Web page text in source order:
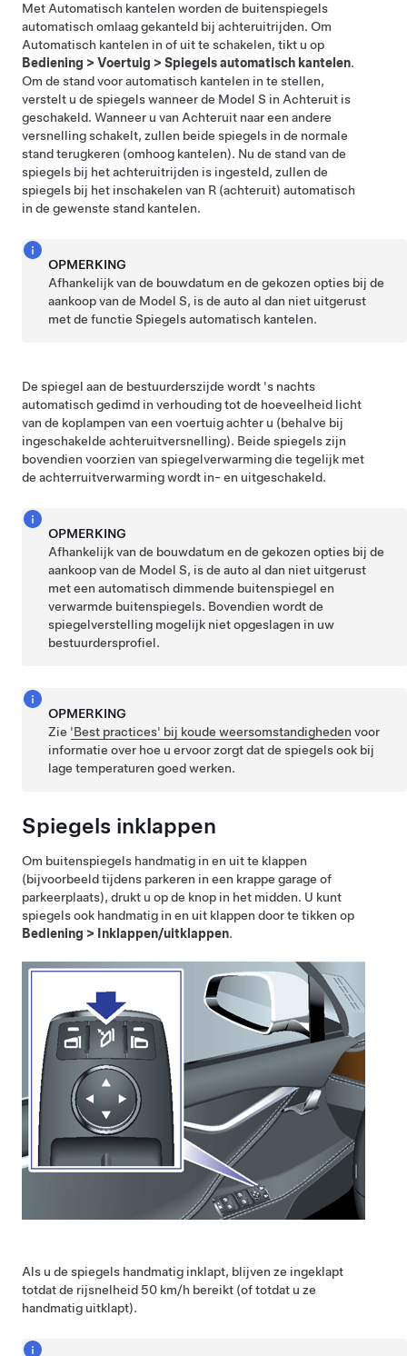
Met Automatisch kantelen worden de buitenspiegels
automatisch omlaag gekanteld bij achteruitrijden. Om
Automatisch kantelen in of uit te schakelen, tikt u op
Bediening > Voertuig > Spiegels automatisch kantelen.
Om de stand voor automatisch kantelen in te stellen,
verstelt u de spiegels wanneer de Model S in Achteruit is
geschakeld. Wanneer u van Achteruit naar een andere
versnelling schakelt, zullen beide spiegels in de normale
stand terugkeren (omhoog kantelen). Nu de stand van de
spiegels bij het achteruitrijden is ingesteld, zullen de
spiegels bij het inschakelen van R (achteruit) automatisch
in de gewenste stand kantelen.
OPMERKING
Afhankelijk van de bouwdatum en de gekozen opties bij de
aankoop van de Model S, is de auto al dan niet uitgerust
met de functie Spiegels automatisch kantelen.
De spiegel aan de bestuurderszijde wordt 's nachts
automatisch gedimd in verhouding tot de hoeveelheid licht
van de koplampen van een voertuig achter u (behalve bij
ingeschakelde achteruitversnelling). Beide spiegels zijn
bovendien voorzien van spiegelverwarming die tegelijk met
de achterruitverwarming wordt in- en uitgeschakeld.
OPMERKING
Afhankelijk van de bouwdatum en de gekozen opties bij de
aankoop van de Model S, is de auto al dan niet uitgerust
met een automatisch dimmende buitenspiegel en
verwarmde buitenspiegels. Bovendien wordt de
spiegelverstelling mogelijk niet opgeslagen in uw
bestuurdersprofiel.
OPMERKING
Zie 'Best practices' bij koude weersomstandigheden voor
informatie over hoe u ervoor zorgt dat de spiegels ook bij
lage temperaturen goed werken.
Spiegels inklappen
Om buitenspiegels handmatig in en uit te klappen
(bijvoorbeeld tijdens parkeren in een krappe garage of
parkeerplaats), drukt u op de knop in het midden. U kunt
spiegels ook handmatig in en uit klappen door te tikken op
Bediening > Inklappen/uitklappen.
Als u de spiegels handmatig inklapt, blijven ze ingeklapt
totdat de rijsnelheid 50 km/h bereikt (of totdat u ze
handmatig uitklapt).